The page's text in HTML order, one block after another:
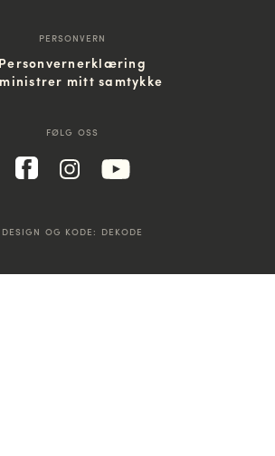
PERSONVERN
Personvernerklæring
mitt samtykke
FØLG OSS
DESIGN OG KODE: DEKODE